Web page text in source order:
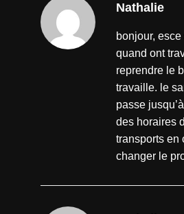
Nathalie
bonjour,
quand ont
reprendre le
travaille. le
passe
des horaires
transports en
changer le